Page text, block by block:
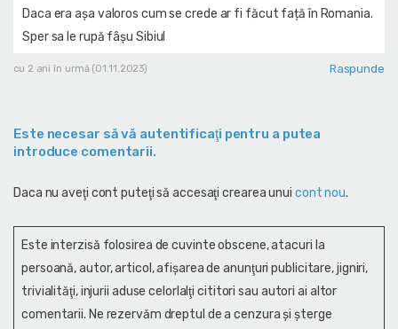
Daca era așa valoros cum se crede ar fi făcut față în Romania.
Sper sa le rupă fâșu Sibiul
cu 2 ani în urmă (01.11.2023) Raspunde
Este necesar să vă autentificaţi pentru a putea
introduce comentarii.
Daca nu aveţi cont puteţi să accesaţi crearea unui cont nou.
Este interzisă folosirea de cuvinte obscene, atacuri la
persoană, autor, articol, afişarea de anunţuri publicitare, jigniri,
trivialităţi, injurii aduse celorlalţi cititori sau autori ai altor
comentarii. Ne rezervăm dreptul de a cenzura și şterge